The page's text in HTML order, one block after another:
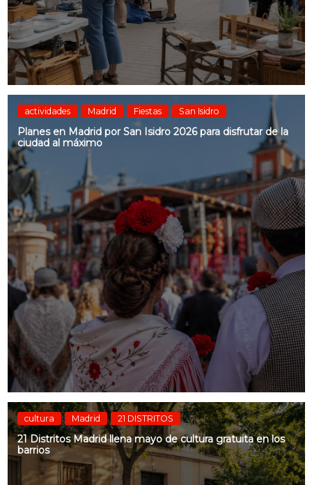
actividades Madrid Fiestas San Isidro
Planes en Madrid por San Isidro 2026 para disfrutar de la
ciudad al máximo
cultura Madrid 21 DISTRITOS
21 Distritos Madrid llena mayo de cultura gratuita en los
barrios